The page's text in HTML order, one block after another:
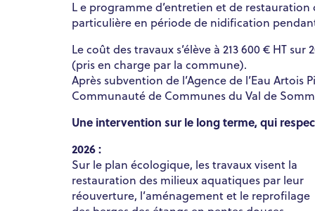
L e programme d’entretien et de
particulière en période de nidification
Le coût des travaux s’élève à 213 600 € HT
(pris en charge par la commune).
Après subvention de l’Agence de l’Eau Artois
Communauté de Communes du Val de
Une intervention sur le long terme, qui
2026 :
Sur le plan écologique, les travaux visent la
restauration des milieux aquatiques par leur
réouverture, l’aménagement et le reprofilage